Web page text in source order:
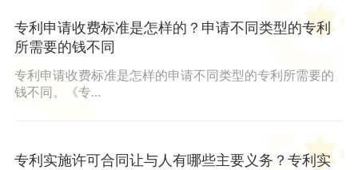
专利申请收费标准是怎样的？申请不同类型的专利
所需要的钱不同
专利申请收费标准是怎样的申请不同类型的专利所需要的
钱不同。《专...
专利实施许可合同让与人有哪些主要义务？专利实